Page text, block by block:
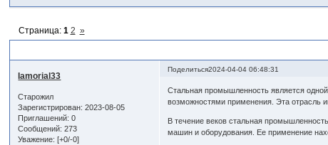
Страница: 1 2 »
Поделиться2024-04-04 06:48:31
Iamorial33
Старожил
Зарегистрирован: 2023-08-05
Приглашений: 0
Сообщений: 273
Уважение: [+0/-0]
Стальная промышленность является
возможностями применения. Эта отрасль
В течение веков стальная
машин и оборудования. Ее применение